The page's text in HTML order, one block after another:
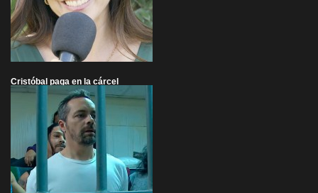
Cristóbal paga en la cárcel